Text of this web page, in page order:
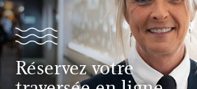
Réservez votre